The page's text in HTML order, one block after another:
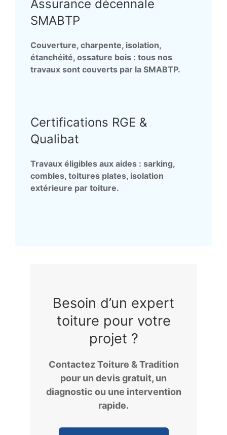
Assurance décennale
SMABTP
Couverture, charpente, isolation,
étanchéité, ossature bois : tous nos
travaux sont couverts par la SMABTP.
Certifications RGE &
Qualibat
Travaux éligibles aux aides : sarking,
combles, toitures plates, isolation
extérieure par toiture.
Besoin d’un expert
toiture pour votre
projet ?
Contactez Toiture & Tradition
pour un devis gratuit, un
diagnostic ou une intervention
rapide.